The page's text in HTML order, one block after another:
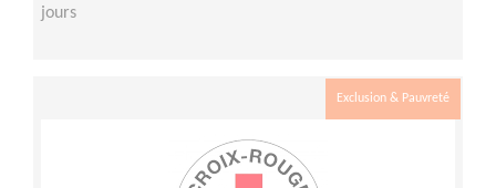
jours
Exclusion & Pauvreté